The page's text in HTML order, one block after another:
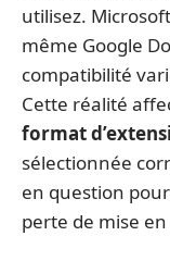
utilisez.
même Google
compatibilité
Cette réalité
format
sélectionnée
en question
perte de mise